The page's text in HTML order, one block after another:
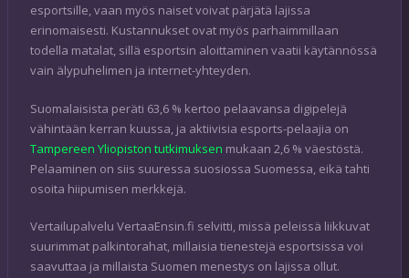
esportsille, vaan myös naiset voivat pärjätä lajissa
erinomaisesti. Kustannukset ovat myös parhaimmillaan
todella matalat, sillä esportsin aloittaminen vaatii käytännössä
vain älypuhelimen ja internet-yhteyden.
Suomalaisista peräti 63,6 % kertoo pelaavansa digipelejä
vähintään kerran kuussa, ja aktiivisia esports-pelaajia on
Tampereen Yliopiston tutkimuksen mukaan 2,6 % väestöstä.
Pelaaminen on siis suuressa suosiossa Suomessa, eikä tahti
osoita hiipumisen merkkejä.
Vertailupalvelu VertaaEnsin.fi selvitti, missä peleissä liikkuvat
suurimmat palkintorahat, millaisia tienestejä esportsissa voi
saavuttaa ja millaista Suomen menestys on lajissa ollut.